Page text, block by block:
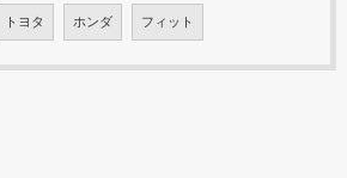
トヨタ ホンダ フィット